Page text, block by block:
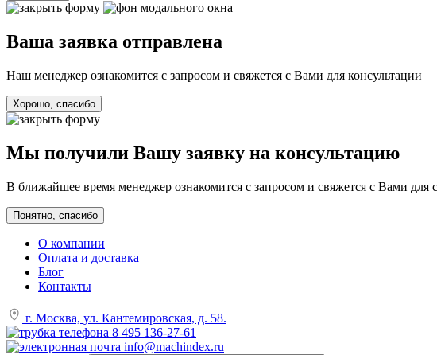
Ваша заявка отправлена
Наш менеджер ознакомится с запросом и свяжется с Вами для консультации
Хорошо, спасибо
Мы получили Вашу заявку на консультацию
В ближайшее время менеджер ознакомится с запросом и свяжется с Вами для
Понятно, спасибо
О компании
Оплата и доставка
Блог
Контакты
г. Москва, ул. Кантемировская, д. 58.
8 495 136-27-61
info@machindex.ru